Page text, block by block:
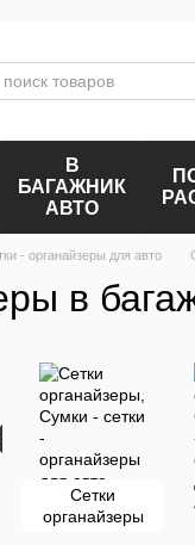
В
БАГАЖНИК
АВТО
- органайзеры для авто
в
Сетки
органайзеры